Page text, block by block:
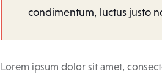
condimentum, luctus justo
Lorem ipsum dolor sit amet,